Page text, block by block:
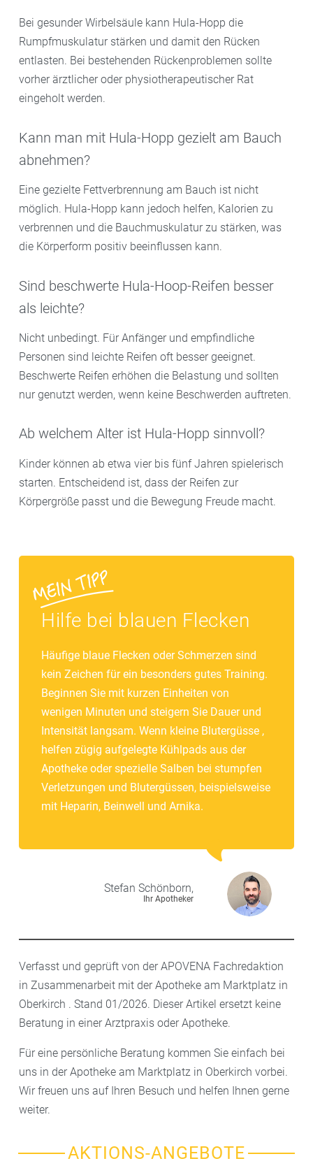
Bei gesunder Wirbelsäule kann Hula-Hopp die
Rumpfmuskulatur stärken und damit den Rücken
entlasten. Bei bestehenden Rückenproblemen sollte
vorher ärztlicher oder physiotherapeutischer Rat
eingeholt werden.
Kann man mit Hula-Hopp gezielt am Bauch
abnehmen?
Eine gezielte Fettverbrennung am Bauch ist nicht
möglich. Hula-Hopp kann jedoch helfen, Kalorien zu
verbrennen und die Bauchmuskulatur zu stärken, was
die Körperform positiv beeinflussen kann.
Sind beschwerte Hula-Hoop-Reifen besser
als leichte?
Nicht unbedingt. Für Anfänger und empfindliche
Personen sind leichte Reifen oft besser geeignet.
Beschwerte Reifen erhöhen die Belastung und sollten
nur genutzt werden, wenn keine Beschwerden auftreten.
Ab welchem Alter ist Hula-Hopp sinnvoll?
Kinder können ab etwa vier bis fünf Jahren spielerisch
starten. Entscheidend ist, dass der Reifen zur
Körpergröße passt und die Bewegung Freude macht.
Hilfe bei blauen Flecken
Häufige blaue Flecken oder Schmerzen sind
kein Zeichen für ein besonders gutes Training.
Beginnen Sie mit kurzen Einheiten von
wenigen Minuten und steigern Sie Dauer und
Intensität langsam. Wenn kleine Blutergüsse ,
helfen zügig aufgelegte Kühlpads aus der
Apotheke oder spezielle Salben bei stumpfen
Verletzungen und Blutergüssen, beispielsweise
mit Heparin, Beinwell und Arnika.
Stefan Schönborn,
Ihr Apotheker
Verfasst und geprüft von der APOVENA Fachredaktion
in Zusammenarbeit mit der Apotheke am Marktplatz in
Oberkirch . Stand 01/2026. Dieser Artikel ersetzt keine
Beratung in einer Arztpraxis oder Apotheke.
Für eine persönliche Beratung kommen Sie einfach bei
uns in der Apotheke am Marktplatz in Oberkirch vorbei.
Wir freuen uns auf Ihren Besuch und helfen Ihnen gerne
weiter.
AKTIONS-ANGEBOTE